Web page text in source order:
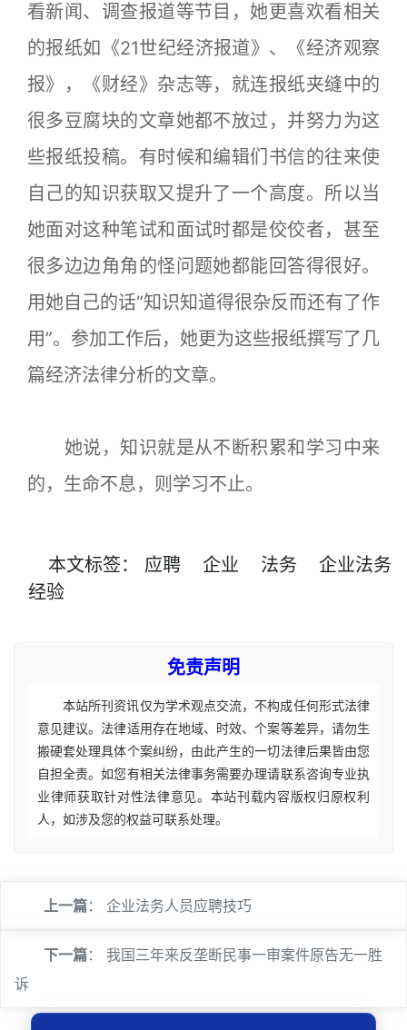
看新闻、调查报道等节目，她更喜欢看相关
的报纸如《21世纪经济报道》、《经济观察
报》，《财经》杂志等，就连报纸夹缝中的
很多豆腐块的文章她都不放过，并努力为这
些报纸投稿。有时候和编辑们书信的往来使
自己的知识获取又提升了一个高度。所以当
她面对这种笔试和面试时都是佼佼者，甚至
很多边边角角的怪问题她都能回答得很好。
用她自己的话“知识知道得很杂反而还有了作
用”。参加工作后，她更为这些报纸撰写了几
篇经济法律分析的文章。
她说，知识就是从不断积累和学习中来
的，生命不息，则学习不止。
本文标签： 应聘 企业 法务
企业法务
经验
免责声明
本站所刊资讯仅为学术观点交流，不构成任何形式法律
意见建议。法律适用存在地域、时效、个案等差异，请勿生
搬硬套处理具体个案纠纷，由此产生的一切法律后果皆由您
自担全责。如您有相关法律事务需要办理请联系咨询专业执
业律师获取针对性法律意见。本站刊载内容版权归原权利
人，如涉及您的权益可联系处理。
上一篇： 企业法务人员应聘技巧
下一篇： 我国三年来反垄断民事一审案件原告无一胜
诉